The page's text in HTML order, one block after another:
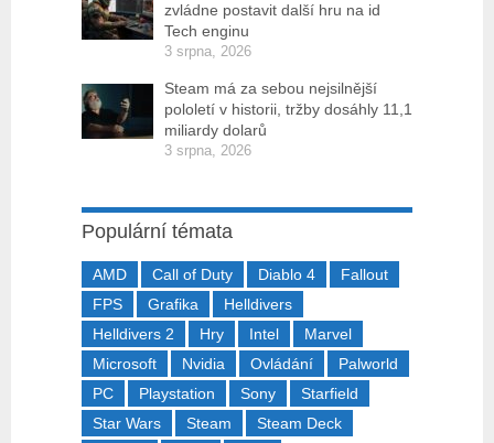
zvládne postavit další hru na id
Tech enginu
3 srpna, 2026
Steam má za sebou nejsilnější
pololetí v historii, tržby dosáhly 11,1
miliardy dolarů
3 srpna, 2026
Populární témata
AMD Call of Duty Diablo 4
Fallout
FPS
Grafika
Helldivers
Helldivers 2
Hry Intel
Marvel
Microsoft
Nvidia Ovládání
Palworld
PC
Playstation Sony
Starfield
Star Wars
Steam
Steam Deck